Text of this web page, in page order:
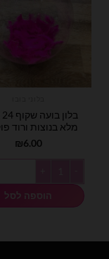
מלא בנוצות ורוד
₪6.00
הוספה לסל